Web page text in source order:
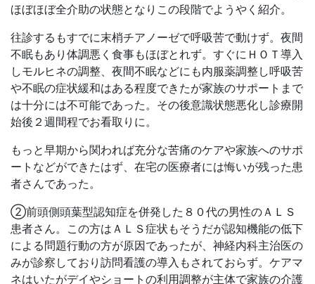
ほぼほぼ全介助の状態となりこの段階でようやく紹介。
往診するもすでに末梢チアノーゼで呼吸苦で動けず。夜間
不眠もあり体調悪く食事もほぼとれず。すぐにＨＯＴ導入
しモルヒネの調整、夜間不眠などにも内服薬調整し呼吸苦
や不眠の症状緩和はある程度できたが家族のサポートまで
は十分には不可能であった。その後意識状態悪化し診療開
始後２週間程でお看取りに。
もっと早期から関われば充分な苦痛のケアや家族へのサポ
ートなどができたはず、在宅の医療者には悔いが残った患
者さんであった。
②前頭側頭葉型認知症を併発した８０代の男性のＡＬＳ
患者さん。この方はＡＬＳ症状もそうだが認知機能の低下
による問題行動の方が原因であったが、神経内科主治医の
みが診察しており訪問看護の導入もされておらず。ケアマ
ネはいたがデイやショートの利用調整が主体で家族の介護